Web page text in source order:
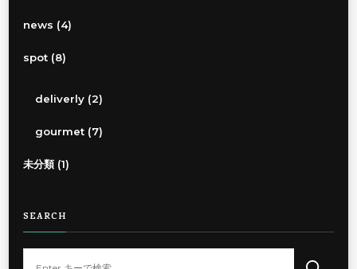
news (4)
spot (8)
deliverly (2)
gourmet (7)
未分類(1)
SEARCH